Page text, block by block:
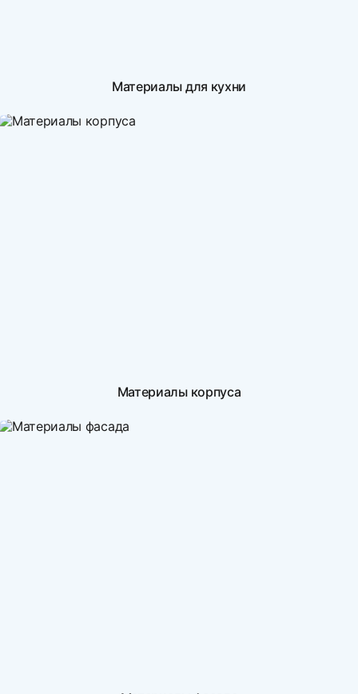
Материалы для кухни
Материалы корпуса